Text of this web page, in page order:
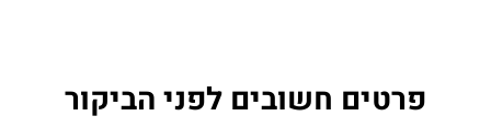
פרטים חשובים לפני הביקור